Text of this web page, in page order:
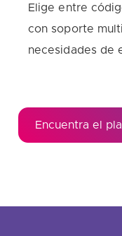
Elige entre
con soporte
necesidades de
Encuentra el